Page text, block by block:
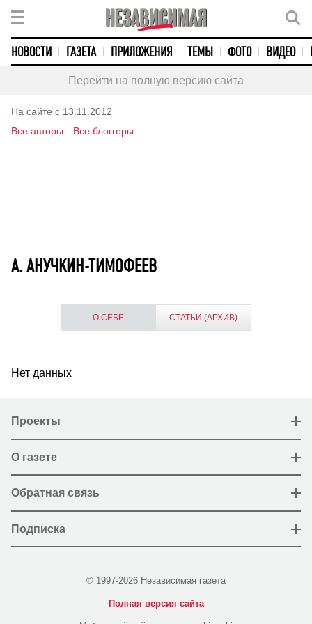
НОВОСТИ ГАЗЕТА ПРИЛОЖЕНИЯ ТЕМЫ ФОТО ВИДЕО
Перейти на полную версию сайта
На сайте с 13.11.2012
Все авторы
Все блоггеры
А. АНУЧКИН-ТИМОФЕЕВ
О СЕБЕ СТАТЬИ (АРХИВ)
Нет данных
Проекты
О газете
Обратная связь
Подписка
© 1997-2026 Независимая газета
Полная версия сайта